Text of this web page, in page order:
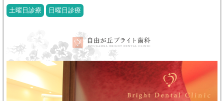
土曜日診療 日曜日診療